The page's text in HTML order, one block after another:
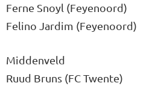
Ferne Snoyl (Feyenoord)
Felino Jardim (Feyenoord)
Middenveld
Ruud Bruns (FC Twente)